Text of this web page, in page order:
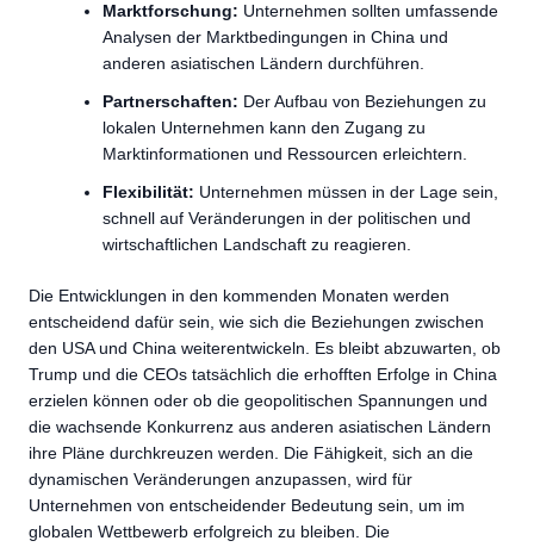
Marktforschung: Unternehmen sollten umfassende
Analysen der Marktbedingungen in China und
anderen asiatischen Ländern durchführen.
Partnerschaften: Der Aufbau von Beziehungen zu
lokalen Unternehmen kann den Zugang zu
Marktinformationen und Ressourcen erleichtern.
Flexibilität: Unternehmen müssen in der Lage sein,
schnell auf Veränderungen in der politischen und
wirtschaftlichen Landschaft zu reagieren.
Die Entwicklungen in den kommenden Monaten werden
entscheidend dafür sein, wie sich die Beziehungen zwischen
den USA und China weiterentwickeln. Es bleibt abzuwarten, ob
Trump und die CEOs tatsächlich die erhofften Erfolge in China
erzielen können oder ob die geopolitischen Spannungen und
die wachsende Konkurrenz aus anderen asiatischen Ländern
ihre Pläne durchkreuzen werden. Die Fähigkeit, sich an die
dynamischen Veränderungen anzupassen, wird für
Unternehmen von entscheidender Bedeutung sein, um im
globalen Wettbewerb erfolgreich zu bleiben. Die